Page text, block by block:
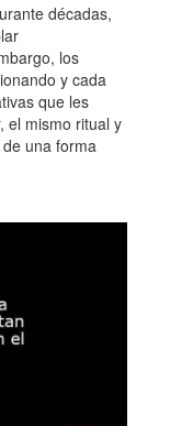
décadas,
los
y cada
que les
el mismo ritual y
una forma